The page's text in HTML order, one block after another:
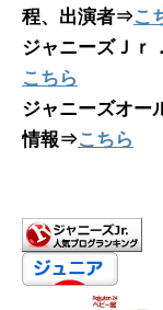
程、出演者⇒こ
ジャニーズＪｒ
こちら
ジャニーズオー
情報⇒こちら